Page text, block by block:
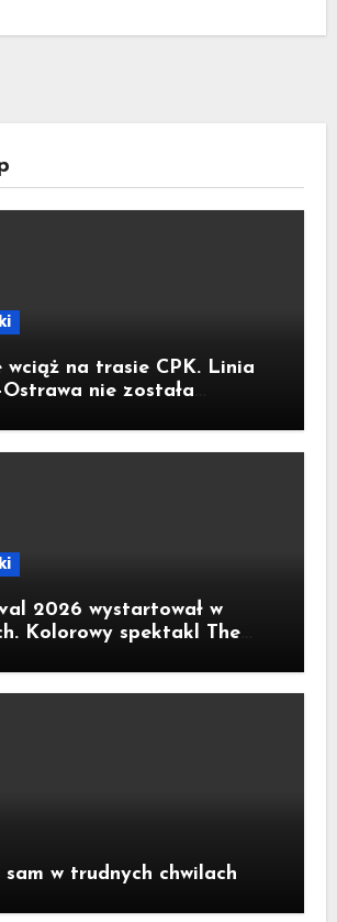
wciąż na trasie CPK. Linia
nie została
2026 wystartował w
Kolorowy spektakl The
w trudnych chwilach